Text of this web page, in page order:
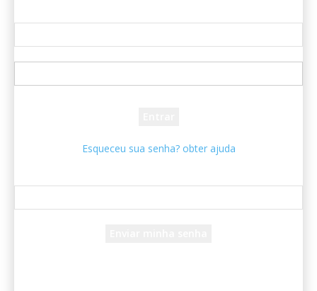
Esqueceu sua senha? obter ajuda